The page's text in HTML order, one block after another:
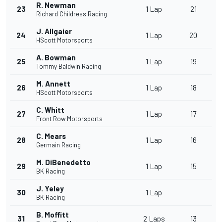
23 R. Newman
Richard Childress Racing
1 Lap 21
24 J. Allgaier
HScott Motorsports
1 Lap 20
25 A. Bowman
Tommy Baldwin Racing
1 Lap 19
26 M. Annett
HScott Motorsports
1 Lap 18
27 C. Whitt
Front Row Motorsports
1 Lap 17
28 C. Mears
Germain Racing
1 Lap 16
29 M. DiBenedetto
BK Racing
1 Lap 15
30 J. Yeley
BK Racing
1 Lap
31 B. Moffitt 2 Laps 13